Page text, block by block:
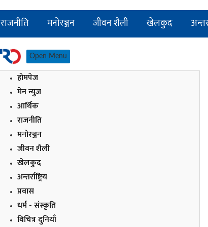
राजनीति मनोरञ्जन जीवन शैली खेलकुद
Open Menu
होमपेज
मेन न्युज
आर्थिक
राजनीति
मनोरञ्जन
जीवन शैली
खेलकुद
अन्तर्राष्ट्रिय
प्रवास
धर्म - संस्कृति
विचित्र दुनियाँ